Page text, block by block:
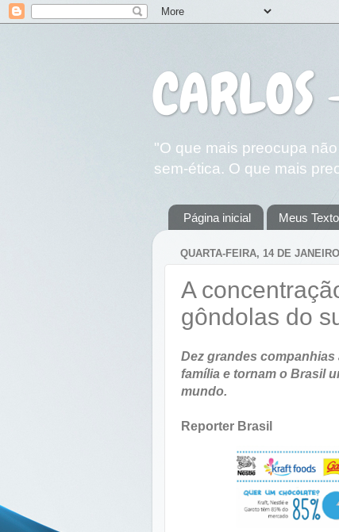
"O que mais preocupa
sem-ética. O que mais
Página inicial Meus
QUARTA-FEIRA, 14 DE
A
gôndolas do
Dez grandes companhias
família e tornam o Brasil
mundo.
Reporter Brasil